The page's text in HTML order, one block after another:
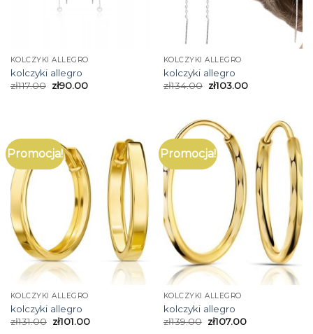
KOLCZYKI ALLEGRO
kolczyki allegro
zł117.00 zł90.00
KOLCZYKI ALLEGRO
kolczyki allegro
zł134.00 zł103.00
Promocja!
KOLCZYKI ALLEGRO
kolczyki allegro
zł131.00 zł101.00
Promocja!
KOLCZYKI ALLEGRO
kolczyki allegro
zł139.00 zł107.00